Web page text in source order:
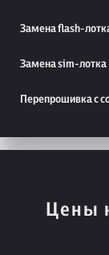
Замена flash-
Замена sim-лотка
Перепрошивка с
Цены